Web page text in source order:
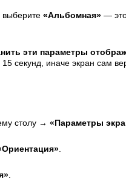
«Альбомная» —
эти параметры
15 секунд, иначе экран сам
столу → «Параметры
.
.